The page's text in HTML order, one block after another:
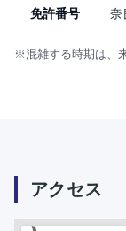
免許番号 奈
※混雑する時期は、
アクセス